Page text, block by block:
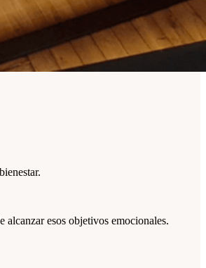
alcanzar esos objetivos emocionales.